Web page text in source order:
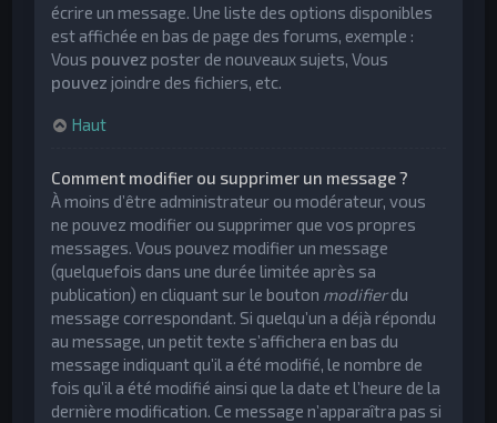
écrire un message. Une liste des options disponibles
est affichée en bas de page des forums, exemple :
Vous pouvez poster de nouveaux sujets, Vous
pouvez joindre des fichiers, etc.
Haut
Comment modifier ou supprimer un message ?
À moins d’être administrateur ou modérateur, vous
ne pouvez modifier ou supprimer que vos propres
messages. Vous pouvez modifier un message
(quelquefois dans une durée limitée après sa
publication) en cliquant sur le bouton modifierdu
message correspondant. Si quelqu’un a déjà répondu
au message, un petit texte s’affichera en bas du
message indiquant qu’il a été modifié, le nombre de
fois qu’il a été modifié ainsi que la date et l’heure de la
dernière modification. Ce message n’apparaîtra pas si